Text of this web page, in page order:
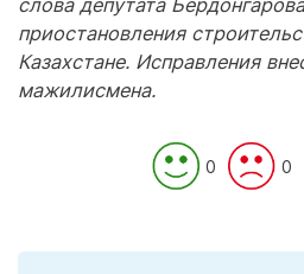
слова депутата
приостановления
Казахстане. Исправления
мажилисмена.
0 0